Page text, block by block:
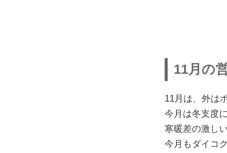
11月の
11月は、外は
今月は冬支度
寒暖差の激し
今月もダイコ